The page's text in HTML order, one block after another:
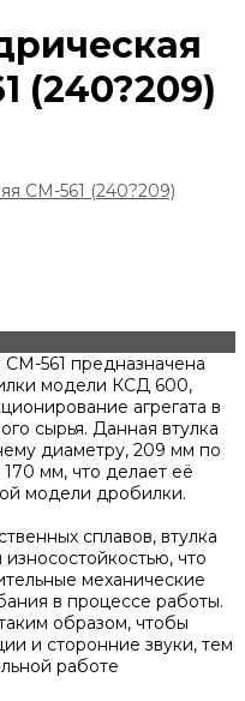
(240?209)
СМ-561 предназначена
модели КСД 600,
агрегата в
сырья. Данная втулка
диаметру, 209 мм по
мм, что делает её
модели дробилки.
сплавов, втулка
что
механические
в процессе работы.
образом, чтобы
и сторонние звуки, тем
работе